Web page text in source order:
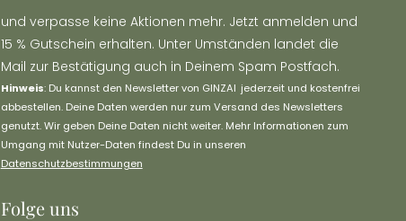
und verpasse keine Aktionen mehr. Jetzt anmelden und
15 % Gutschein erhalten. Unter Umständen landet die
Mail zur Bestätigung auch in Deinem Spam Postfach.
Hinweis: Du kannst den Newsletter von GINZAI jederzeit und kostenfrei
abbestellen. Deine Daten werden nur zum Versand des Newsletters
genutzt. Wir geben Deine Daten nicht weiter. Mehr Informationen zum
Umgang mit Nutzer-Daten findest Du in unseren
Datenschutzbestimmungen
Folge uns